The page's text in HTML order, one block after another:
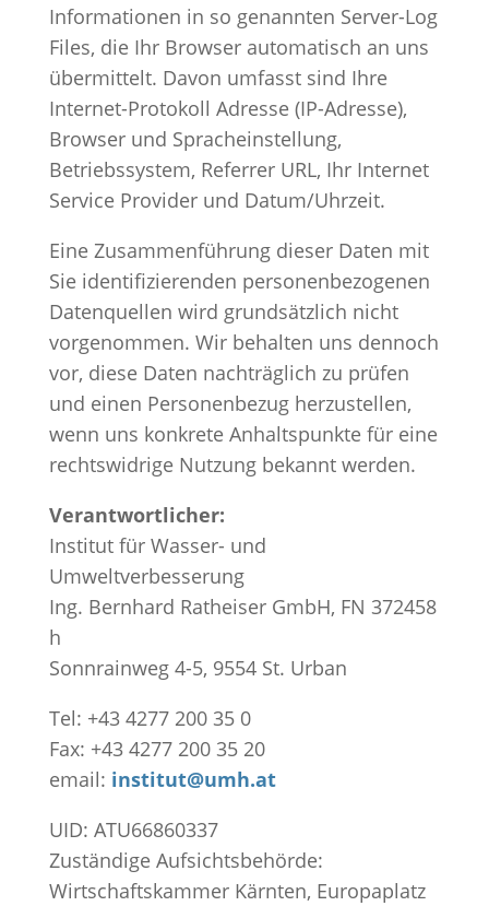
Informationen in so genannten Server-Log
Files, die Ihr Browser automatisch an uns
übermittelt. Davon umfasst sind Ihre
Internet-Protokoll Adresse (IP-Adresse),
Browser und Spracheinstellung,
Betriebssystem, Referrer URL, Ihr Internet
Service Provider und Datum/Uhrzeit.
Eine Zusammenführung dieser Daten mit
Sie identifizierenden personenbezogenen
Datenquellen wird grundsätzlich nicht
vorgenommen. Wir behalten uns dennoch
vor, diese Daten nachträglich zu prüfen
und einen Personenbezug herzustellen,
wenn uns konkrete Anhaltspunkte für eine
rechtswidrige Nutzung bekannt werden.
Verantwortlicher:
Institut für Wasser- und
Umweltverbesserung
Ing. Bernhard Ratheiser GmbH, FN 372458
h
Sonnrainweg 4-5, 9554 St. Urban
Tel: +43 4277 200 35 0
Fax: +43 4277 200 35 20
email: institut@umh.at
UID: ATU66860337
Zuständige Aufsichtsbehörde:
Wirtschaftskammer Kärnten, Europaplatz